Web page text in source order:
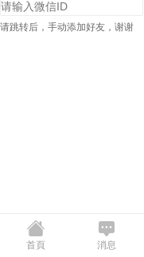
请跳转后，手动添加好友，谢谢
首頁 消息